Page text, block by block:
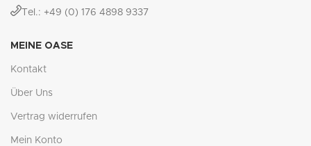
Tel.: +49 (0) 176 4898 9337
MEINE OASE
Kontakt
Über Uns
Vertrag widerrufen
Mein Konto